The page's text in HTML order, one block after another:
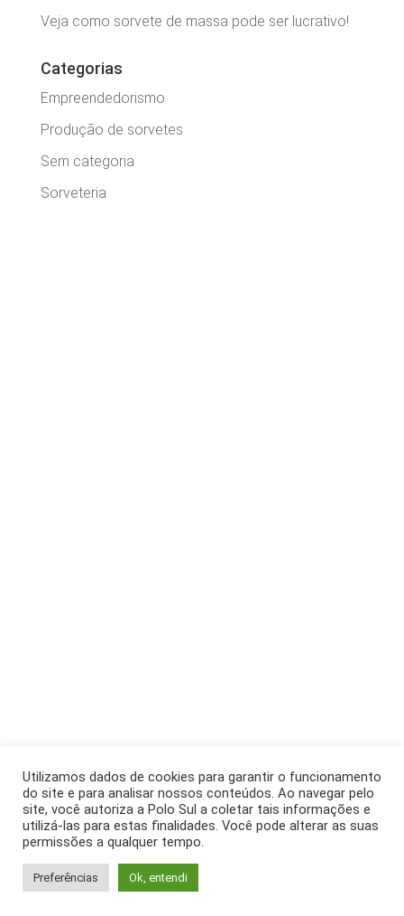
Veja como sorvete de massa pode ser lucrativo!
Categorias
Empreendedorismo
Produção de sorvetes
Sem categoria
Sorveteria
Utilizamos dados de cookies para garantir o funcionamento
do site e para analisar nossos conteúdos. Ao navegar pelo
site, você autoriza a Polo Sul a coletar tais informações e
utilizá-las para estas finalidades. Você pode alterar as suas
permissões a qualquer tempo.
Preferências Ok, entendi